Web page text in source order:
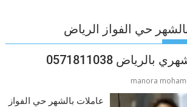
حي الفواز الرياض
0571811038
manora
عاملات بالشهر حي الفواز